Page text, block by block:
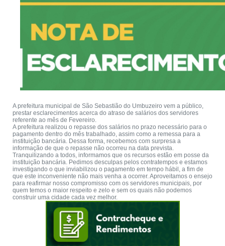
A prefeitura municipal de São Sebastião do Umbuzeiro vem a público,
prestar esclarecimentos acerca do atraso de salários dos servidores
referente ao mês de Fevereiro.
A prefeitura realizou o repasse dos salários no prazo necessário para o
pagamento dentro do mês trabalhado, assim como a remessa para a
instituição bancária. Dessa forma, recebemos com surpresa a
informação de que o repasse não ocorreu na data prevista.
Tranquilizando a todos, informamos que os recursos estão em posse da
instituição bancária. Pedimos desculpas pelos contratempos e estamos
investigando o que inviabilizou o pagamento em tempo hábil, a fim de
que este inconveniente não mais venha a ocorrer. Aproveitamos o ensejo
para reafirmar nosso compromisso com os servidores municipais, por
quem temos o maior respeito e zelo e sem os quais não podemos
construir uma cidade cada vez melhor.